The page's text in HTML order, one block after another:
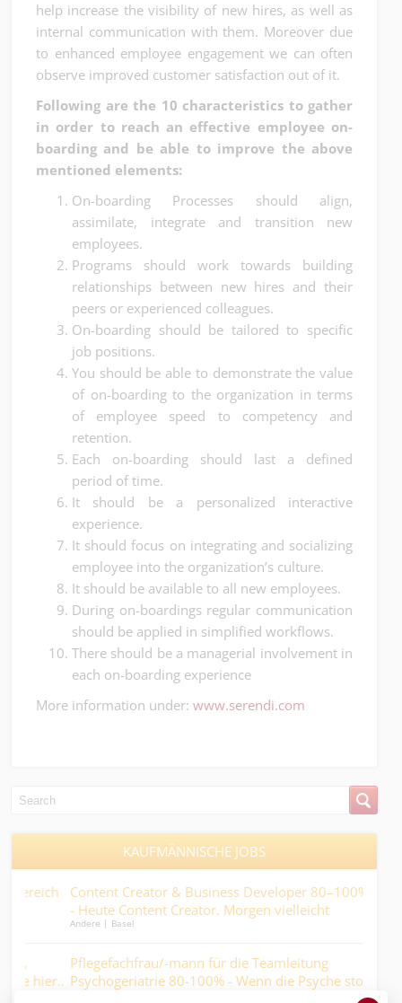
help increase the visibility of new hires, as well as
internal communication with them. Moreover due
to enhanced employee engagement we can often
observe improved customer satisfaction out of it.
Following are the 10 characteristics to gather
in order to reach an effective employee on-
boarding and be able to improve the above
mentioned elements:
On-boarding Processes should align,
assimilate, integrate and transition new
employees.
Programs should work towards building
relationships between new hires and their
peers or experienced colleagues.
On-boarding should be tailored to specific
job positions.
You should be able to demonstrate the value
of on-boarding to the organization in terms
of employee speed to competency and
retention.
Each on-boarding should last a defined
period of time.
It should be a personalized interactive
experience.
It should focus on integrating and socializing
employee into the organization’s culture.
It should be available to all new employees.
During on-boardings regular communication
should be applied in simplified workflows.
There should be a managerial involvement in
each on-boarding experience
More information under: www.serendi.com
KAUFMÄNNISCHE JOBS
Content Creator & Business Developer 80–100% (w/m/d)
- Heute Content Creator. Morgen vielleicht
Mitinhaber:in....
Andere | Basel
Pflegefachfrau/-mann für die Teamleitung
Psychogeriatrie 80-100% - Wenn die Psyche stolpert,